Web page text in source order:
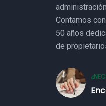
Contamos
50 años
de